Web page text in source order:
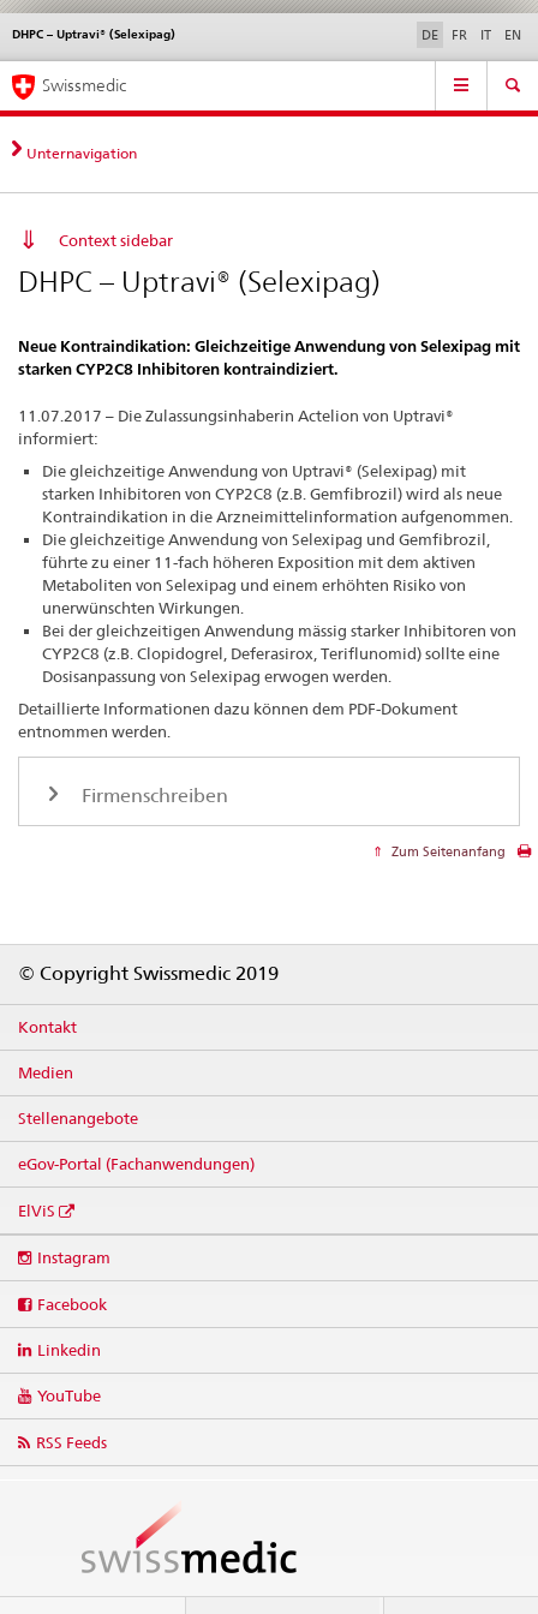
Direktnavigation
News,
Rechtsgrundlagen,
Kontakt
News & Updates Kontakt | Support & Hilfe
DHPC – Uptravi® (Selexipag)
Sprachwahl DE FR IT EN
Service
Hauptnavigation
Swissmedic
Unternavigation
Context sidebar
DHPC – Uptravi® (Selexipag)
Neue Kontraindikation: Gleichzeitige Anwendung von Selexipag mit
starken CYP2C8 Inhibitoren kontraindiziert.
11.07.2017 – Die Zulassungsinhaberin Actelion von Uptravi®
informiert:
Die gleichzeitige Anwendung von Uptravi® (Selexipag) mit
starken Inhibitoren von CYP2C8 (z.B. Gemfibrozil) wird als neue
Kontraindikation in die Arzneimittelinformation aufgenommen.
Die gleichzeitige Anwendung von Selexipag und Gemfibrozil,
führte zu einer 11-fach höheren Exposition mit dem aktiven
Metaboliten von Selexipag und einem erhöhten Risiko von
unerwünschten Wirkungen.
Bei der gleichzeitigen Anwendung mässig starker Inhibitoren von
CYP2C8 (z.B. Clopidogrel, Deferasirox, Teriflunomid) sollte eine
Dosisanpassung von Selexipag erwogen werden.
Detaillierte Informationen dazu können dem PDF-Dokument
entnommen werden.
Firmenschreiben
Zum Seitenanfang
© Copyright Swissmedic 2019
Kontakt
Medien
Stellenangebote
eGov-Portal (Fachanwendungen)
ElViS
media
Instagram
Facebook
Linkedin
YouTube
RSS Feeds